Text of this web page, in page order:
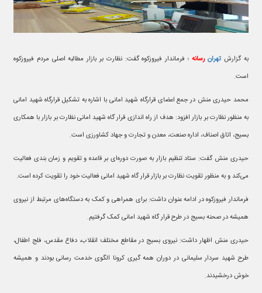
به گزارش تهرانرسانه ؛ فرماندار فیروزکوه گفت: نظارت بر بازار مطالبه اصلی مردم فیروزکوه
است.
محمد حیدری منش در جمع اعضای قرارگاه شهید امانی با اشاره به تشکیل قرارگاه شهید امانی
به منظور نظارت بر بازار افزود: هدف از راه اندازی قرار گاه شهید امانی نظارت بر بازار با همکاری
بسیج، اتاق اصناف، اداره صنعت، معدن و تجارت و جهاد کشاورزی است.
حیدری منش گفت: ستاد تنظیم بازار به صورت دوره‌ای بر قاعده و تقویم و زمان بندی فعالیت
می‌کند و به منظور تقویت نظارت بر بازار قرار گاه شهید امانی فعالیت خود را تقویت کرده است.
فرماندار فیروزکوه در ادامه عنوان داشت: برای همراهی و کمک به دستگاه‌های مرتبط از نیروی
همیشه در صحنه بسیج در طرح قرار گاه شهید امانی کمک گرفتیم.
حیدری منش اظهار داشت: نیروی بسیج در مقاطع مختلف انقلاب، دفاع مقدس، فلج اطفال،
طرح شهید سردار سلیمانی در دوران همه گیری کرونا الگوی خدمت رسانی بودند و همیشه
خوش درخشیدند.